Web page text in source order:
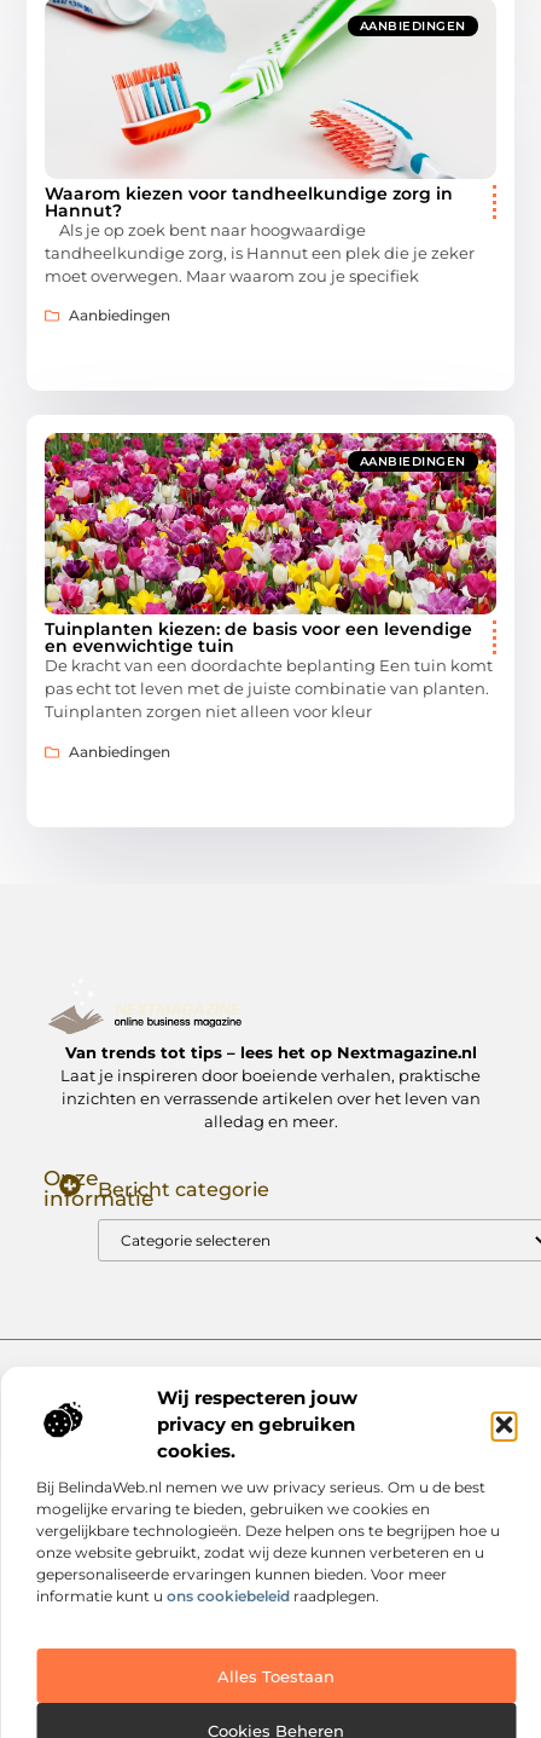
Wij respecteren jouw
privacy en gebruiken
cookies.
Bij BelindaWeb.nl nemen we uw privacy serieus. Om u de best
mogelijke ervaring te bieden, gebruiken we cookies en
vergelijkbare technologieën. Deze helpen ons te begrijpen hoe u
onze website gebruikt, zodat wij deze kunnen verbeteren en u
gepersonaliseerde ervaringen kunnen bieden. Voor meer
informatie kunt u ons cookiebeleid raadplegen.
Alles Toestaan
Cookies Beheren
AANBIEDINGEN
Waarom kiezen voor tandheelkundige zorg in
Hannut?
Als je op zoek bent naar hoogwaardige
tandheelkundige zorg, is Hannut een plek die je zeker
moet overwegen. Maar waarom zou je specifiek
Aanbiedingen
AANBIEDINGEN
Tuinplanten kiezen: de basis voor een levendige
en evenwichtige tuin
De kracht van een doordachte beplanting Een tuin komt
pas echt tot leven met de juiste combinatie van planten.
Tuinplanten zorgen niet alleen voor kleur
Aanbiedingen
Van trends tot tips – lees het op Nextmagazine.nl
Laat je inspireren door boeiende verhalen, praktische
inzichten en verrassende artikelen over het leven van
alledag en meer.
Onze
informatieBericht categorie
@2025 www.nextmagazine.nl. All Right Reserved.